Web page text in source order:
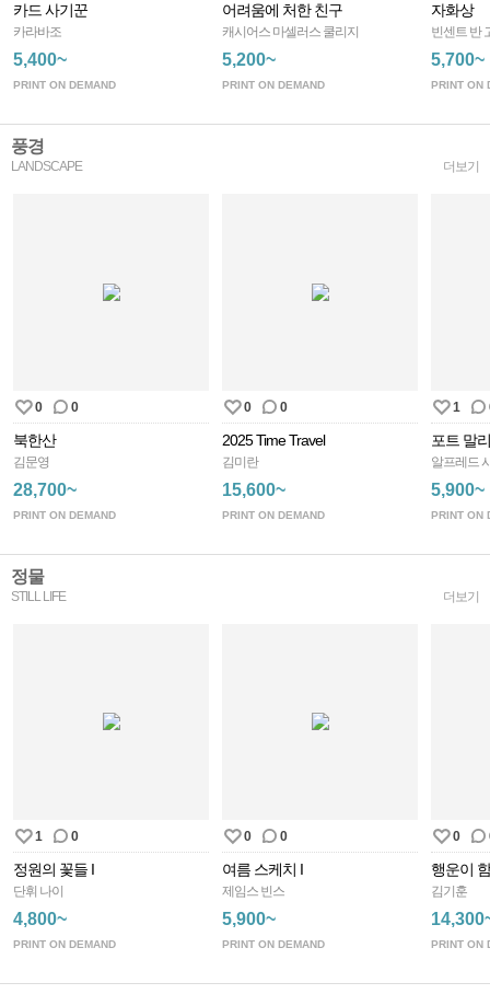
카드 사기꾼
카라바조
5,400~
PRINT ON DEMAND
어려움에 처한 친구
캐시어스 마셀러스 쿨리지
5,200~
PRINT ON DEMAND
자화상
빈센트 반
5,700~
PRINT ON
풍경
LANDSCAPE 더보기
0 0
북한산
김문영
28,700~
PRINT ON DEMAND
0 0
2025 Time Travel
김미란
15,600~
PRINT ON DEMAND
1
포트 말
알프레드
5,900~
PRINT ON
정물
STILL LIFE 더보기
1 0
정원의 꽃들 I
단휘 나이
4,800~
PRINT ON DEMAND
0 0
여름 스케치 I
제임스 빈스
5,900~
PRINT ON DEMAND
0
행운이
김기훈
PRINT ON